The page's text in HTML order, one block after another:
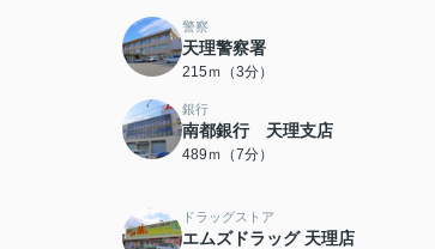
警察
天理警察署
215ｍ（3分）
銀行
南都銀行 天理支店
489ｍ（7分）
ドラッグストア
エムズドラッグ 天理店